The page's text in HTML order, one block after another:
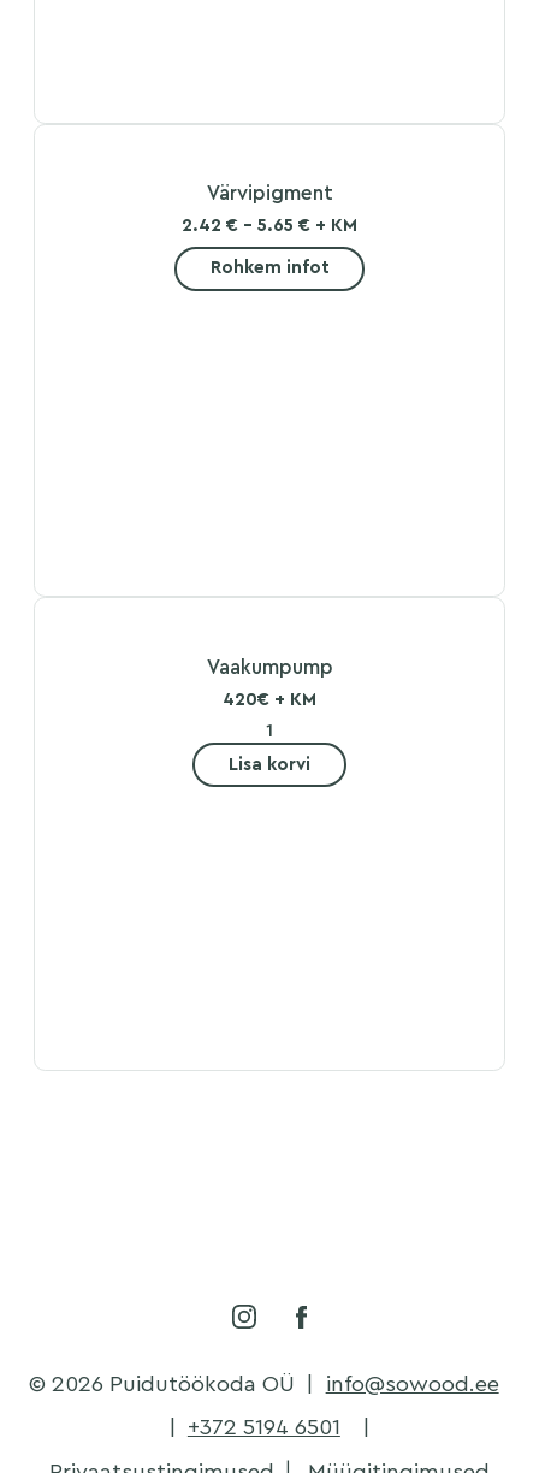
Värvipigment
2.42 € - 5.65 € + KM
Rohkem infot
Vaakumpump
420€ + KM
Lisa korvi
© 2026 Puidutöökoda OÜ
info@sowood.ee
+372 5194 6501